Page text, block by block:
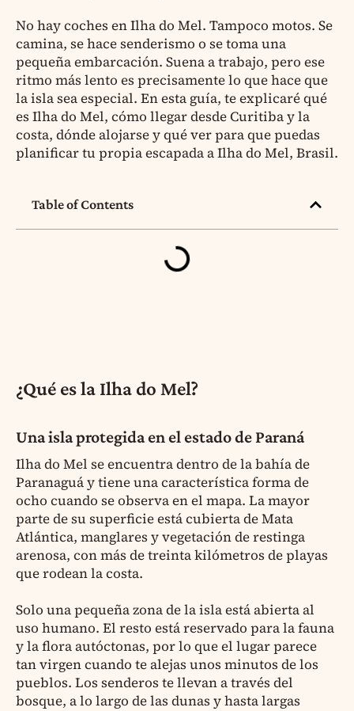
No hay coches en Ilha do Mel. Tampoco motos. Se
camina, se hace senderismo o se toma una
pequeña embarcación. Suena a trabajo, pero ese
ritmo más lento es precisamente lo que hace que
la isla sea especial. En esta guía, te explicaré qué
es Ilha do Mel, cómo llegar desde Curitiba y la
costa, dónde alojarse y qué ver para que puedas
planificar tu propia escapada a Ilha do Mel, Brasil.
Table of Contents
¿Qué es la Ilha do Mel?
Una isla protegida en el estado de Paraná
Ilha do Mel se encuentra dentro de la bahía de
Paranaguá y tiene una característica forma de
ocho cuando se observa en el mapa. La mayor
parte de su superficie está cubierta de Mata
Atlántica, manglares y vegetación de restinga
arenosa, con más de treinta kilómetros de playas
que rodean la costa.
Solo una pequeña zona de la isla está abierta al
uso humano. El resto está reservado para la fauna
y la flora autóctonas, por lo que el lugar parece
tan virgen cuando te alejas unos minutos de los
pueblos. Los senderos te llevan a través del
bosque, a lo largo de las dunas y hasta largas